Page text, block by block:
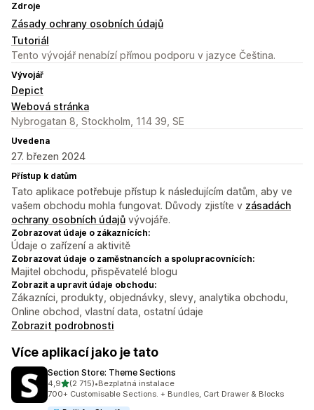
Zdroje
Zásady ochrany osobních údajů
Tutoriál
Tento vývojář nenabízí přímou podporu v jazyce Čeština.
Vývojář
Depict
Webová stránka
Nybrogatan 8, Stockholm, 114 39, SE
Uvedena
27. březen 2024
Přístup k datům
Tato aplikace potřebuje přístup k následujícím datům, aby ve
vašem obchodu mohla fungovat. Důvody zjistíte v zásadách
ochrany osobních údajů vývojáře.
Zobrazovat údaje o zákaznících:
Údaje o zařízení a aktivitě
Zobrazovat údaje o zaměstnancích a spolupracovnících:
Majitel obchodu, přispěvatelé blogu
Zobrazit a upravit údaje obchodu:
Zákazníci, produkty, objednávky, slevy, analytika obchodu,
Online obchod, vlastní data, ostatní údaje
Zobrazit podrobnosti
Více aplikací jako je tato
Section Store: Theme Sections
4,9z 5 hvězd
(2 715)
Celkový počet recenzí: 2715
•Bezplatná instalace
700+ Customisable Sections. + Bundles, Cart Drawer & Blocks